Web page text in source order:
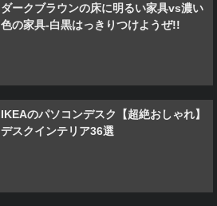
ダークブラウンの床に明るい家具vs濃い
色の家具-白黒はっきりつけようぜ!!
IKEAのパソコンデスク【超絶おしゃれ】
デスクインテリア36選